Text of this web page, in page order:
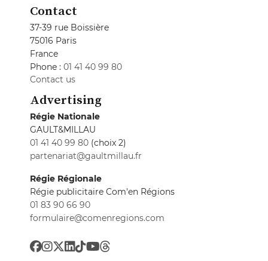
Contact
37-39 rue Boissière
75016 Paris
France
Phone : 01 41 40 99 80
Contact us
Advertising
Régie Nationale
GAULT&MILLAU
01 41 40 99 80 (choix 2)
partenariat@gaultmillau.fr
Régie Régionale
Régie publicitaire Com'en Régions
01 83 90 66 90
formulaire@comenregions.com